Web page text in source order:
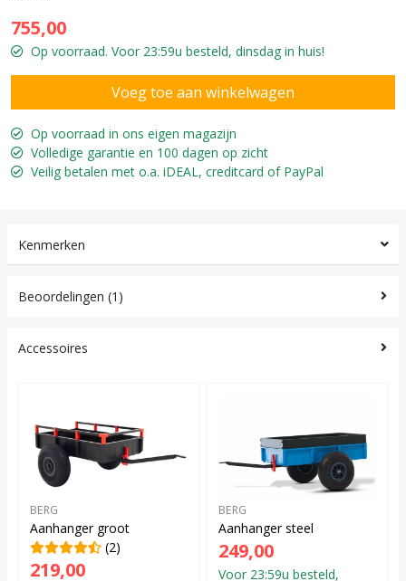
755,00
Op voorraad. Voor 23:59u besteld, dinsdag in huis!
Op voorraad in ons eigen magazijn
Volledige garantie en 100 dagen op zicht
Veilig betalen met o.a. iDEAL, creditcard of PayPal
Kenmerken
Beoordelingen (1)
Accessoires
BERG
Aanhanger groot
(2)
219,00
BERG
Aanhanger steel
249,00
Voor 23:59u besteld,